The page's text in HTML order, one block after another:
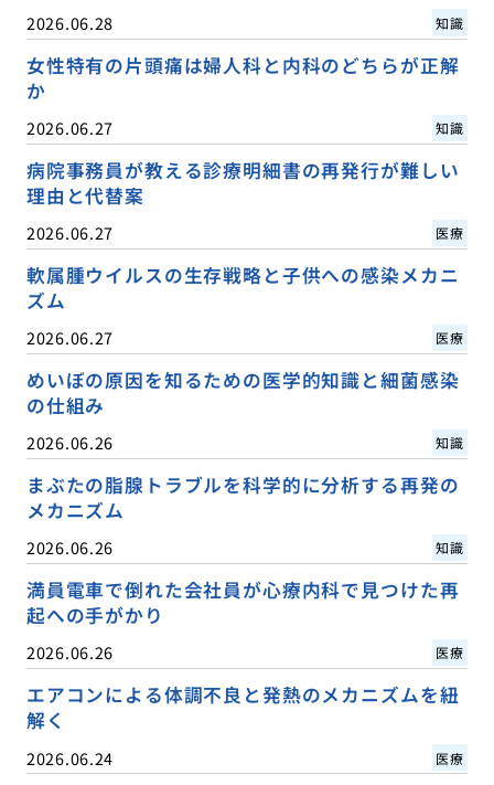
2026.06.28 知識
女性特有の片頭痛は婦人科と内科のどちらが正解
か
2026.06.27 知識
病院事務員が教える診療明細書の再発行が難しい
理由と代替案
2026.06.27 医療
軟属腫ウイルスの生存戦略と子供への感染メカニ
ズム
2026.06.27 医療
めいぼの原因を知るための医学的知識と細菌感染
の仕組み
2026.06.26 知識
まぶたの脂腺トラブルを科学的に分析する再発の
メカニズム
2026.06.26 知識
満員電車で倒れた会社員が心療内科で見つけた再
起への手がかり
2026.06.26 医療
エアコンによる体調不良と発熱のメカニズムを紐
解く
2026.06.24 医療